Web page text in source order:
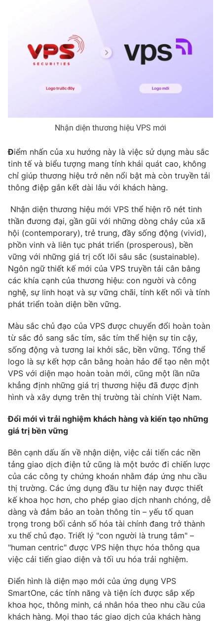
Cơ quan chủ quản: Đài Truyền hình Việt Nam
Giấy phép hoạt động báo in và báo điện tử số 483/GP-BTTTT
Phó Tổng Biên tập:Nguyễn Thị Mỹ Hạnh, Phạm Quốc Thắng,
Tổng đài VTV:024.38 355 931 - 024.38 355 932
Ðiện thoại Thời báo VTV: 024.66 897 897
Email:toasoan@vtv.vn
Liên hệ quảng cáo:024-7300.7108
® Cấm sao chép dưới mọi hình thức nếu không có sự chấp
thuận bằng văn bản. Ghi rõ nguồn VTV.vn khi phát hành lại
thông tin từ website này.
Nhận diện thương hiệu VPS mới
Điểm nhấn của xu hướng này là việc sử dụng màu sắc
tinh tế và biểu tượng mang tính khái quát cao, không
chỉ giúp thương hiệu trở nên nổi bật mà còn truyền tải
thông điệp gắn kết dài lâu với khách hàng.
Nhận diện thương hiệu mới VPS thể hiện rõ nét tinh
thần đương đại, gần gũi với những dòng chảy của xã
hội (contemporary), trẻ trung, đầy sống động (vivid),
phồn vinh và liên tục phát triển (prosperous), bền
vững với những giá trị cốt lõi sâu sắc (sustainable).
Ngôn ngữ thiết kế mới của VPS truyền tải cân bằng
các khía cạnh của thương hiệu: con người và công
nghệ, sự linh hoạt và sự vững chãi, tính kết nối và tính
phát triển toàn diện bền vững.
Màu sắc chủ đạo của VPS được chuyển đổi hoàn toàn
từ sắc đỏ sang sắc tím, sắc tím thể hiện sự tin cậy,
sống động và tương lai khởi sắc, bền vững. Tổng thể
logo là sự kết hợp cân bằng hoàn hảo để tạo nên một
VPS với diện mạo hoàn toàn mới, cũng một lần nữa
khẳng định những giá trị thương hiệu đã được định
hình và xây dựng trên thị trường tài chính Việt Nam.
Đổi mới vì trải nghiệm khách hàng và kiến tạo những
giá trị bền vững
Bên cạnh dấu ấn về nhận diện, việc cải tiến các nền
tảng giao dịch điện tử cũng là một bước đi chiến lược
của các công ty chứng khoán nhằm đáp ứng nhu cầu
thị trường. Các ứng dụng đầu tư hiện nay được thiết
kế khoa học hơn, cho phép giao dịch nhanh chóng, dễ
dàng và đảm bảo an toàn thông tin – yếu tố quan
trọng trong bối cảnh số hóa tài chính đang trở thành
xu thế chủ đạo. Triết lý "con người là trung tâm" –
"human centric" được VPS hiện thực hóa thông qua
việc cải tiến giao diện và tối ưu hóa trải nghiệm.
Điển hình là diện mạo mới của ứng dụng VPS
SmartOne, các tính năng và tiện ích được sắp xếp
khoa học, thông minh, cá nhân hóa theo nhu cầu của
khách hàng. Mọi thao tác giao dịch của khách hàng